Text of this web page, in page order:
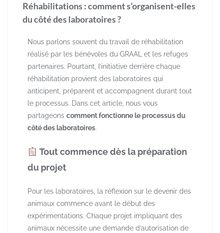
Réhabilitations : comment s’organisent-elles
du côté des laboratoires ?
Nous parlons souvent du travail de réhabilitation
réalisé par les bénévoles du GRAAL et les refuges
partenaires. Pourtant, l’initiative derrière chaque
réhabilitation provient des laboratoires qui
anticipent, préparent et accompagnent durant tout
le processus. Dans cet article, nous vous
partageons comment fonctionne le processus du
côté des laboratoires.
​ Tout commence dès la préparation
du projet
Pour les laboratoires, la réflexion sur le devenir des
animaux commence avant le début des
expérimentations. Chaque projet impliquant des
animaux nécessite une demande d’autorisation de